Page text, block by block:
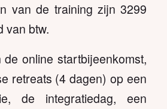
van de training zijn 3299
van btw.
online startbijeenkomst,
retreats (4 dagen) op een
de integratiedag, een